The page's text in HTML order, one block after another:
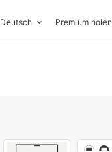
Deutsch Premium holen